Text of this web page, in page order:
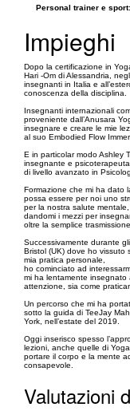
Personal trainer e sport:
Impieghi
Dopo la certificazione in
Hari -Om di Alessandria,
insegnanti in Italia e
conoscenza della disciplina.
Insegnanti internazionali
proveniente dall’Anusara
insegnare e creare le mie
al suo Embodied Flow
E in particolar modo Ashley
insegnante e
di livello avanzato in
Formazione che mi ha dato
possa essere per noi uno
per la nostra salute mentale,
dandomi i mezzi per
oltre la semplice
Successivamente durante
Bristol (UK) dove ho vissuto
mia pratica personale,
ho cominciato ad
mi ha lentamente
attenzione, sia come
Un percorso che mi ha
sotto la guida di TeeJay
York, nell’estate del 2019.
Oggi inserisco spesso
lezioni, anche quelle di
portare il corpo e la mente
consapevole.
Valutazioni